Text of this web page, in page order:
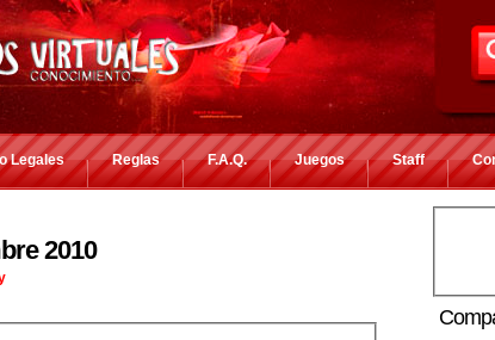
Legales Reglas F.A.Q. Juegos Staff
2010